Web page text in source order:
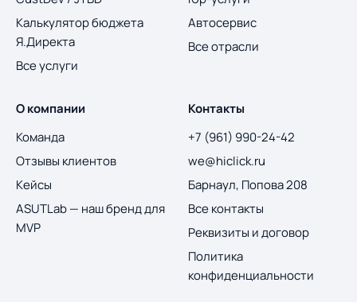
Калькулятор бюджета
Я.Директа
Все услуги
Автосервис
Все отрасли
О компании
Команда
Отзывы клиентов
Кейсы
ASUTLab — наш бренд для
MVP
Контакты
+7 (961) 990-24-42
we@hiclick.ru
Барнаул, Попова 208
Все контакты
Реквизиты и договор
Политика
конфиденциальности